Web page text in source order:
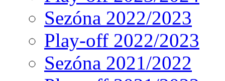
Sezóna 2022/2023
Play-off 2022/2023
Sezóna 2021/2022